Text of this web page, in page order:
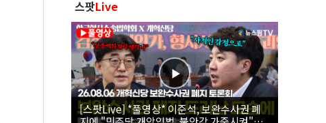
스팟Live
[스팟Live] *풀영상* 이준석, 보완수사권 폐